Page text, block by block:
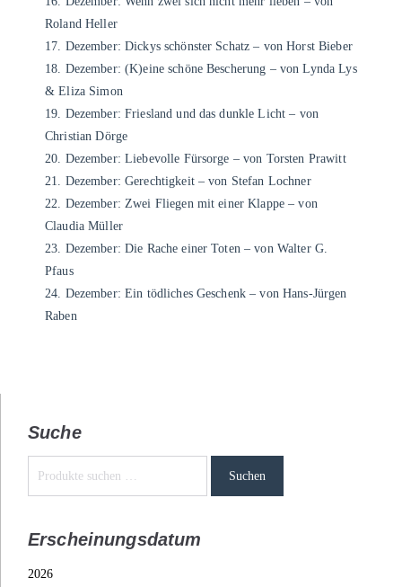
Roland Heller
17. Dezember: Dickys schönster Schatz – von Horst Bieber
18. Dezember: (K)eine schöne Bescherung – von Lynda Lys
& Eliza Simon
19. Dezember: Friesland und das dunkle Licht – von
Christian Dörge
20. Dezember: Liebevolle Fürsorge – von Torsten Prawitt
21. Dezember: Gerechtigkeit – von Stefan Lochner
22. Dezember: Zwei Fliegen mit einer Klappe – von
Claudia Müller
23. Dezember: Die Rache einer Toten – von Walter G.
Pfaus
24. Dezember: Ein tödliches Geschenk – von Hans-Jürgen
Raben
Suche
Suchen
Erscheinungsdatum
2026